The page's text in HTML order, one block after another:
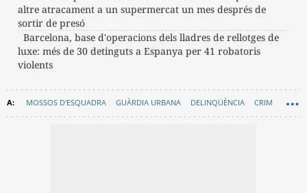
altre atracament a un supermercat un mes després de
sortir de presó
Barcelona, base d'operacions dels lladres de rellotges de
luxe: més de 30 detinguts a Espanya per 41 robatoris
violents
MOSSOS D'ESQUADRA GUÀRDIA URBANA DELINQÜÈNCIA CRIM